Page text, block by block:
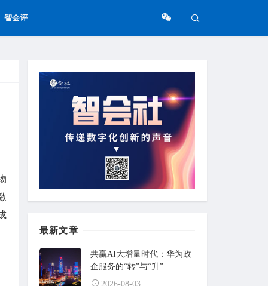
智会评
最新文章
共赢AI大增量时代：华为政
企服务的“转”与“升”
2026-08-03